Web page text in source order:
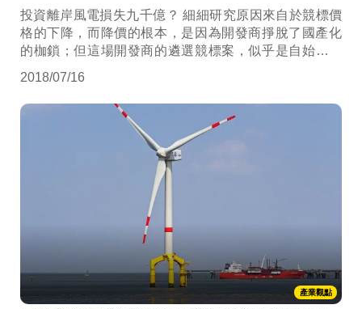
投資離岸風電損失九千億？ 細細研究原因來自於競標價
格的下降，而降價的根本，是因為開發商掙脫了國產化
的枷鎖；但這場開發商的遴選競標案，似乎是自始無效
約，可惜最後重創的會是政府的信用以及所欲推動的能
源轉型願景吧。
2018/07/16
產業觀點